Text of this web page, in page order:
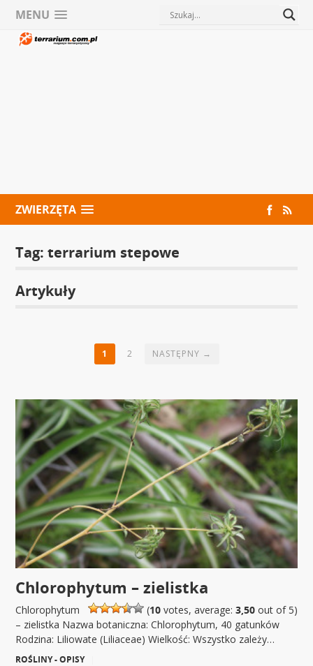
MENU
ZWIERZĘTA
Tag:terrarium stepowe
Artykuły
1 2 NASTĘPNY →
Chlorophytum – zielistka
(10votes, average: 3,50out of 5)
Chlorophytum
– zielistka Nazwa botaniczna: Chlorophytum, 40 gatunków
Rodzina: Liliowate (Liliaceae) Wielkość: Wszystko zależy…
ROŚLINY - OPISY